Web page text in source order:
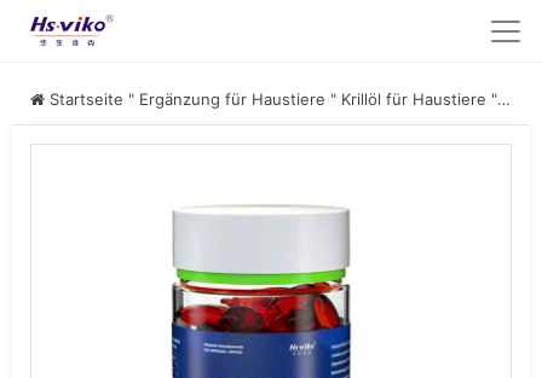
Startseite " Ergänzung für Haustiere " Krillöl für Haustiere "